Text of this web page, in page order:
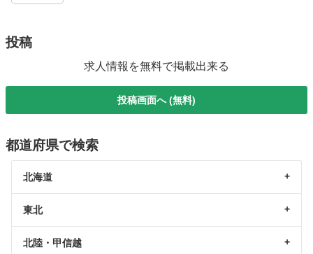
投稿
求人情報を無料で掲載出来る
投稿画面へ (無料)
都道府県で検索
北海道
東北
北陸・甲信越